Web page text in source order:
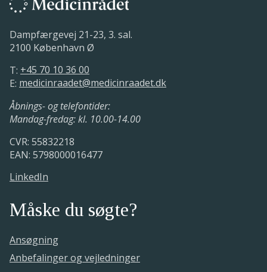
Dampfærgevej 21-23, 3. sal.
2100 København Ø
T: +45 70 10 36 00
E: medicinraadet@medicinraadet.dk
Åbnings- og telefontider:
Mandag-fredag: kl. 10.00-14.00
CVR: 55832218
EAN: 5798000016477
LinkedIn
Måske du søgte?
Ansøgning
Anbefalinger og vejledninger